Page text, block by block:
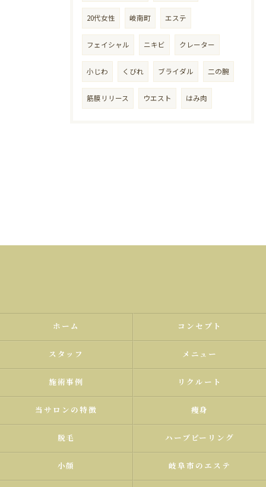
20代女性 岐南町 エステ
フェイシャル ニキビ クレーター
小じわ くびれ ブライダル 二の腕
筋膜リリース ウエスト はみ肉
ホーム コンセプト
スタッフ メニュー
施術事例 リクルート
当サロンの特徴 痩身
脱毛 ハーブピーリング
小顔 岐阜市のエステ